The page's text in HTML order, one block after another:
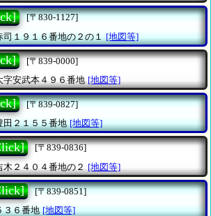
[〒830-1127]
１９１６番地の２の１ [地図等]
[〒839-0000]
安武本４９６番地 [地図等]
[〒839-0827]
２１５５番地 [地図等]
[〒839-0836]
木２４０４番地の２ [地図等]
[〒839-0851]
３６番地 [地図等]